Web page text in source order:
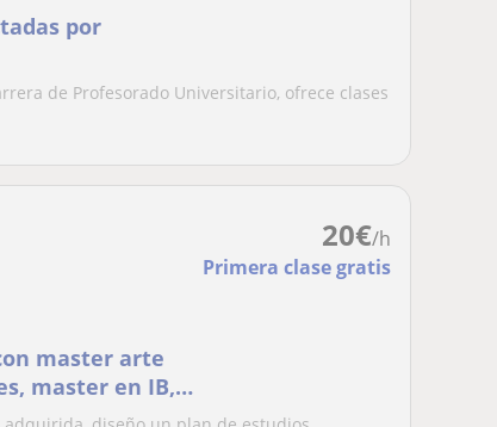
por
de Profesorado Universitario, ofrece clases
20€/h
Primera clase gratis
master arte
master en IB,